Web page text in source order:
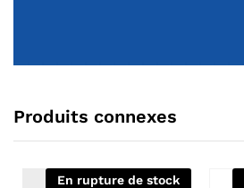
Produits connexes
En rupture de stock